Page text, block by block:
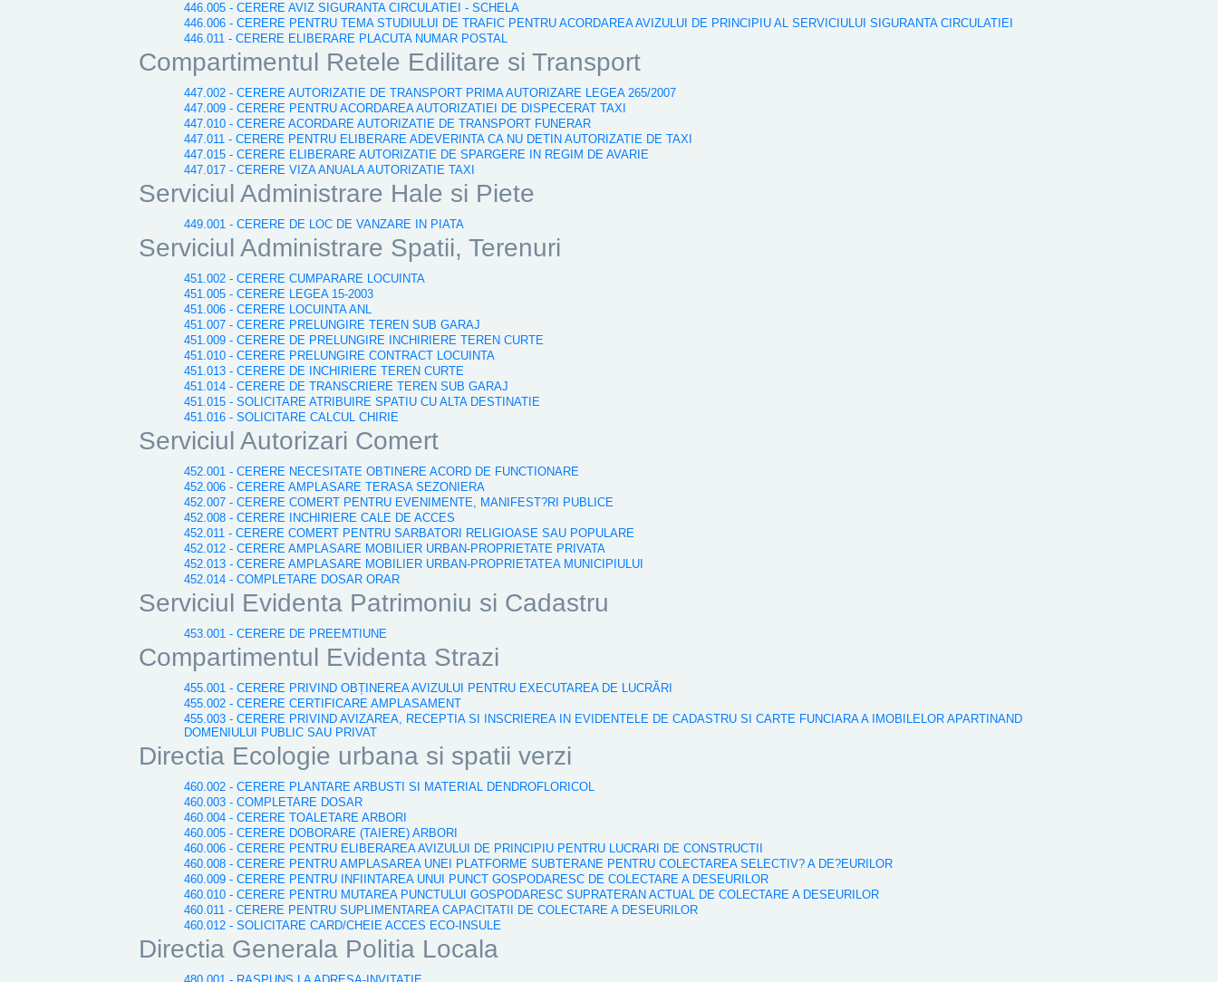
446.005 - CERERE AVIZ SIGURANTA CIRCULATIEI - SCHELA
446.006 - CERERE PENTRU TEMA STUDIULUI DE TRAFIC PENTRU ACORDAREA AVIZULUI DE PRINCIPIU AL SERVICIULUI SIGURANTA CIRCULATIEI
446.011 - CERERE ELIBERARE PLACUTA NUMAR POSTAL
Compartimentul Retele Edilitare si Transport
447.002 - CERERE AUTORIZATIE DE TRANSPORT PRIMA AUTORIZARE LEGEA 265/2007
447.009 - CERERE PENTRU ACORDAREA AUTORIZATIEI DE DISPECERAT TAXI
447.010 - CERERE ACORDARE AUTORIZATIE DE TRANSPORT FUNERAR
447.011 - CERERE PENTRU ELIBERARE ADEVERINTA CA NU DETIN AUTORIZATIE DE TAXI
447.015 - CERERE ELIBERARE AUTORIZATIE DE SPARGERE IN REGIM DE AVARIE
447.017 - CERERE VIZA ANUALA AUTORIZATIE TAXI
Serviciul Administrare Hale si Piete
449.001 - CERERE DE LOC DE VANZARE IN PIATA
Serviciul Administrare Spatii, Terenuri
451.002 - CERERE CUMPARARE LOCUINTA
451.005 - CERERE LEGEA 15-2003
451.006 - CERERE LOCUINTA ANL
451.007 - CERERE PRELUNGIRE TEREN SUB GARAJ
451.009 - CERERE DE PRELUNGIRE INCHIRIERE TEREN CURTE
451.010 - CERERE PRELUNGIRE CONTRACT LOCUINTA
451.013 - CERERE DE INCHIRIERE TEREN CURTE
451.014 - CERERE DE TRANSCRIERE TEREN SUB GARAJ
451.015 - SOLICITARE ATRIBUIRE SPATIU CU ALTA DESTINATIE
451.016 - SOLICITARE CALCUL CHIRIE
Serviciul Autorizari Comert
452.001 - CERERE NECESITATE OBTINERE ACORD DE FUNCTIONARE
452.006 - CERERE AMPLASARE TERASA SEZONIERA
452.007 - CERERE COMERT PENTRU EVENIMENTE, MANIFEST?RI PUBLICE
452.008 - CERERE INCHIRIERE CALE DE ACCES
452.011 - CERERE COMERT PENTRU SARBATORI RELIGIOASE SAU POPULARE
452.012 - CERERE AMPLASARE MOBILIER URBAN-PROPRIETATE PRIVATA
452.013 - CERERE AMPLASARE MOBILIER URBAN-PROPRIETATEA MUNICIPIULUI
452.014 - COMPLETARE DOSAR ORAR
Serviciul Evidenta Patrimoniu si Cadastru
453.001 - CERERE DE PREEMTIUNE
Compartimentul Evidenta Strazi
455.001 - CERERE PRIVIND OBȚINEREA AVIZULUI PENTRU EXECUTAREA DE LUCRĂRI
455.002 - CERERE CERTIFICARE AMPLASAMENT
455.003 - CERERE PRIVIND AVIZAREA, RECEPTIA SI INSCRIEREA IN EVIDENTELE DE CADASTRU SI CARTE FUNCIARA A IMOBILELOR APARTINAND
DOMENIULUI PUBLIC SAU PRIVAT
Directia Ecologie urbana si spatii verzi
460.002 - CERERE PLANTARE ARBUSTI SI MATERIAL DENDROFLORICOL
460.003 - COMPLETARE DOSAR
460.004 - CERERE TOALETARE ARBORI
460.005 - CERERE DOBORARE (TAIERE) ARBORI
460.006 - CERERE PENTRU ELIBERAREA AVIZULUI DE PRINCIPIU PENTRU LUCRARI DE CONSTRUCTII
460.008 - CERERE PENTRU AMPLASAREA UNEI PLATFORME SUBTERANE PENTRU COLECTAREA SELECTIV? A DE?EURILOR
460.009 - CERERE PENTRU INFIINTAREA UNUI PUNCT GOSPODARESC DE COLECTARE A DESEURILOR
460.010 - CERERE PENTRU MUTAREA PUNCTULUI GOSPODARESC SUPRATERAN ACTUAL DE COLECTARE A DESEURILOR
460.011 - CERERE PENTRU SUPLIMENTAREA CAPACITATII DE COLECTARE A DESEURILOR
460.012 - SOLICITARE CARD/CHEIE ACCES ECO-INSULE
Directia Generala Politia Locala